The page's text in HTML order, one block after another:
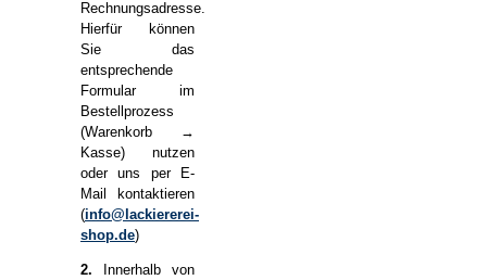
Rechnungsadresse.
Hierfür können
Sie das
entsprechende
Formular im
Bestellprozess
(Warenkorb →
Kasse) nutzen
oder uns per E-
Mail kontaktieren
(info@lackiererei-
shop.de)
2. Innerhalb von